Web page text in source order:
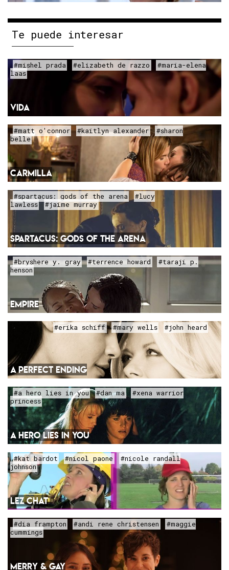
Te puede interesar
#mishel prada #elizabeth de razzo
#maria-elena
laas
VIDA
#matt o'connor #kaitlyn alexander
#sharon
belle
CARMILLA
#spartacus: gods of the arena
#lucy
lawless
#jaime murray
SPARTACUS: GODS OF THE ARENA
#bryshere y. gray #terrence howard
#taraji p.
henson
EMPIRE
#erika schiff #mary wells #john heard
A PERFECT ENDING
#a hero lies in you #dan ma
#xena warrior
princess
A HERO LIES IN YOU
#kat bardot #nicol paone
#nicole randall
johnson
LEZ CHAT
#dia frampton #andi rene christensen
#maggie
cummings
MERRY & GAY